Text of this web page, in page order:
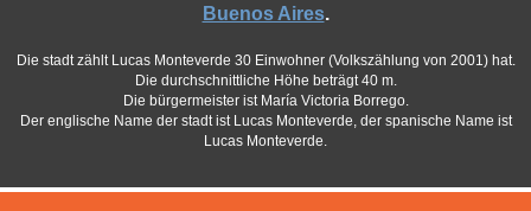
Buenos Aires.
Die stadt zählt Lucas Monteverde 30 Einwohner (Volkszählung von 2001) hat.
Die durchschnittliche Höhe beträgt 40 m.
Die bürgermeister ist María Victoria Borrego.
Der englische Name der stadt ist Lucas Monteverde, der spanische Name ist
Lucas Monteverde.